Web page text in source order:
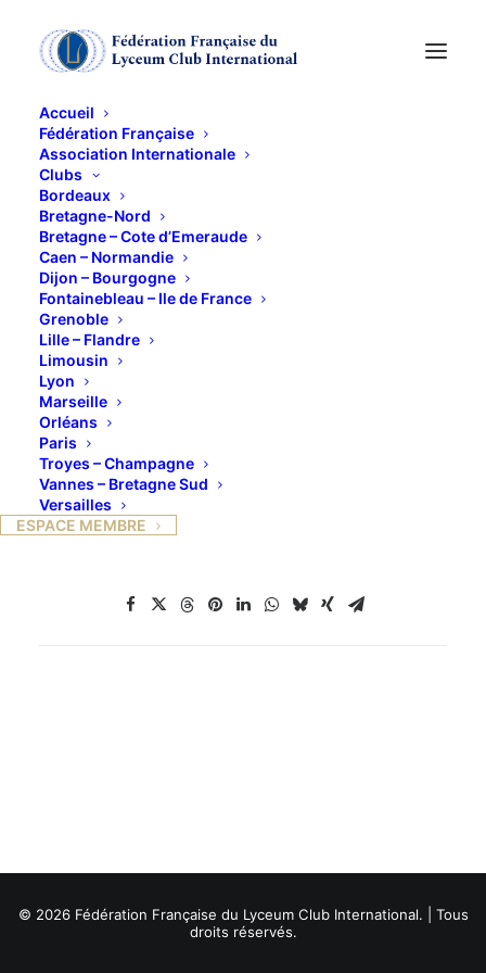
Accueil
Fédération Française
Association Internationale
Clubs
Bordeaux
Bretagne-Nord
Bretagne – Cote d’Emeraude
Caen – Normandie
Dijon – Bourgogne
Fontainebleau – Ile de France
Grenoble
Lille – Flandre
Limousin
Lyon
Marseille
Orléans
Paris
Troyes – Champagne
Vannes – Bretagne Sud
Versailles
ESPACE MEMBRE
Voyage en Pays
Cathare
Visites de Carcassonne, du château de Quéribus et
de l’abbaye de Fontfroide….
© 2026 Fédération Française du Lyceum Club International. | Tous
droits réservés.